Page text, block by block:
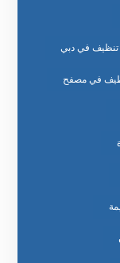
في دبي
في مصفح